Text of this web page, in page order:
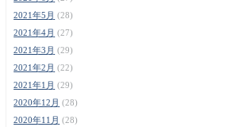
2021年5月 (28)
2021年4月 (27)
2021年3月 (29)
2021年2月 (22)
2021年1月 (29)
2020年12月 (28)
2020年11月 (28)